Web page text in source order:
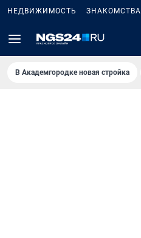
НЕДВИЖИМОСТЬ ЗНАКОМСТВА
В Академгородке новая стройка